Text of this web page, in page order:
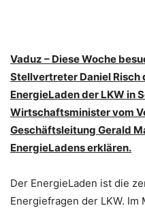
Vaduz – Diese Woche
Stellvertreter Daniel Risch
EnergieLaden der LKW in
Wirtschaftsminister vom
Geschäftsleitung Gerald
EnergieLadens erklären.
Der EnergieLaden ist die
Energiefragen der LKW.